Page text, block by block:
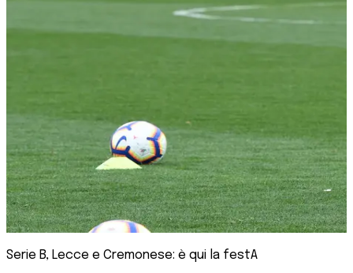
Serie B, Lecce e Cremonese: è qui la festA